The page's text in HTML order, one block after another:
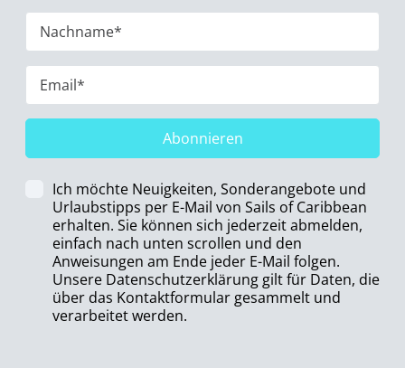
Abonnieren
Ich möchte Neuigkeiten, Sonderangebote und
Urlaubstipps per E-Mail von Sails of Caribbean
erhalten. Sie können sich jederzeit abmelden,
einfach nach unten scrollen und den
Anweisungen am Ende jeder E-Mail folgen.
Unsere Datenschutzerklärung gilt für Daten, die
über das Kontaktformular gesammelt und
verarbeitet werden.